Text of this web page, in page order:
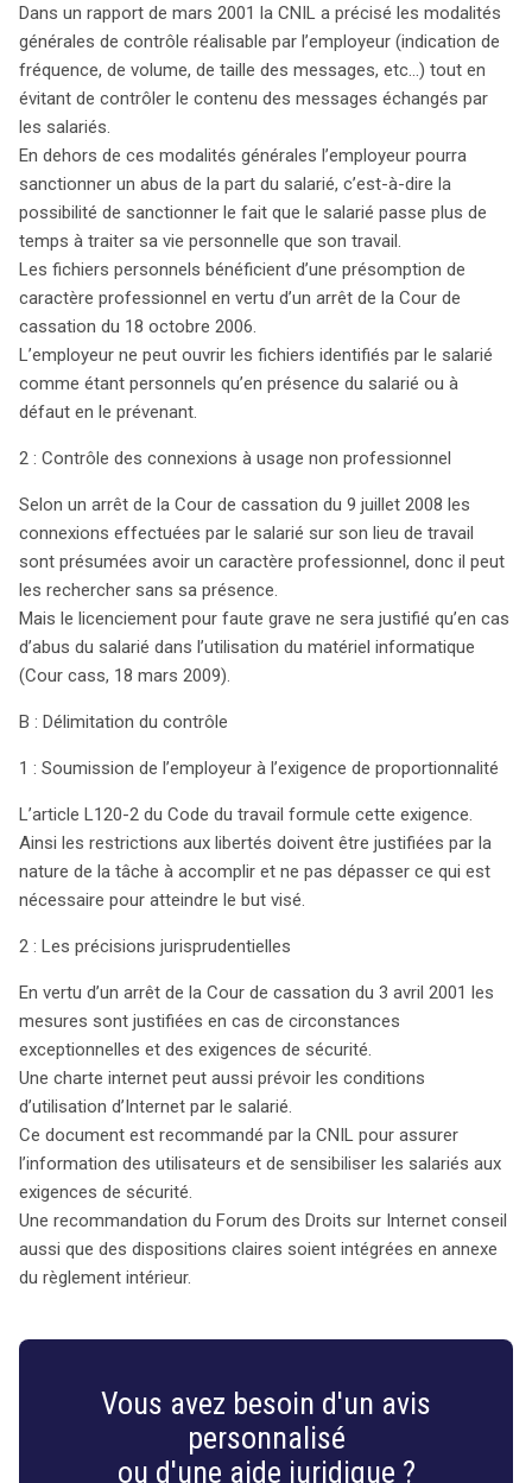
Dans un rapport de mars 2001 la CNIL a précisé les modalités
générales de contrôle réalisable par l’employeur (indication de
fréquence, de volume, de taille des messages, etc…) tout en
évitant de contrôler le contenu des messages échangés par
les salariés.
En dehors de ces modalités générales l’employeur pourra
sanctionner un abus de la part du salarié, c’est-à-dire la
possibilité de sanctionner le fait que le salarié passe plus de
temps à traiter sa vie personnelle que son travail.
Les fichiers personnels bénéficient d’une présomption de
caractère professionnel en vertu d’un arrêt de la Cour de
cassation du 18 octobre 2006.
L’employeur ne peut ouvrir les fichiers identifiés par le salarié
comme étant personnels qu’en présence du salarié ou à
défaut en le prévenant.
2 : Contrôle des connexions à usage non professionnel
Selon un arrêt de la Cour de cassation du 9 juillet 2008 les
connexions effectuées par le salarié sur son lieu de travail
sont présumées avoir un caractère professionnel, donc il peut
les rechercher sans sa présence.
Mais le licenciement pour faute grave ne sera justifié qu’en cas
d’abus du salarié dans l’utilisation du matériel informatique
(Cour cass, 18 mars 2009).
B : Délimitation du contrôle
1 : Soumission de l’employeur à l’exigence de proportionnalité
L’article L120-2 du Code du travail formule cette exigence.
Ainsi les restrictions aux libertés doivent être justifiées par la
nature de la tâche à accomplir et ne pas dépasser ce qui est
nécessaire pour atteindre le but visé.
2 : Les précisions jurisprudentielles
En vertu d’un arrêt de la Cour de cassation du 3 avril 2001 les
mesures sont justifiées en cas de circonstances
exceptionnelles et des exigences de sécurité.
Une charte internet peut aussi prévoir les conditions
d’utilisation d’Internet par le salarié.
Ce document est recommandé par la CNIL pour assurer
l’information des utilisateurs et de sensibiliser les salariés aux
exigences de sécurité.
Une recommandation du Forum des Droits sur Internet conseil
aussi que des dispositions claires soient intégrées en annexe
du règlement intérieur.
Vous avez besoin d'un avis
personnalisé
ou d'une aide juridique ?